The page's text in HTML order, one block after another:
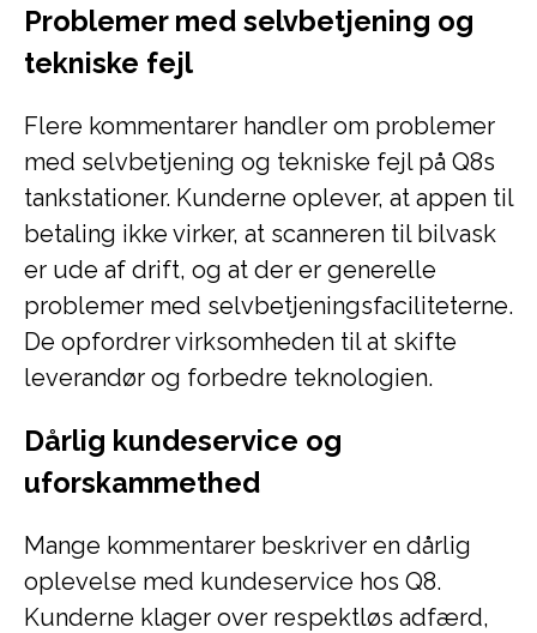
Problemer med selvbetjening og
tekniske fejl
Flere kommentarer handler om problemer
med selvbetjening og tekniske fejl på Q8s
tankstationer. Kunderne oplever, at appen til
betaling ikke virker, at scanneren til bilvask
er ude af drift, og at der er generelle
problemer med selvbetjeningsfaciliteterne.
De opfordrer virksomheden til at skifte
leverandør og forbedre teknologien.
Dårlig kundeservice og
uforskammethed
Mange kommentarer beskriver en dårlig
oplevelse med kundeservice hos Q8.
Kunderne klager over respektløs adfærd,